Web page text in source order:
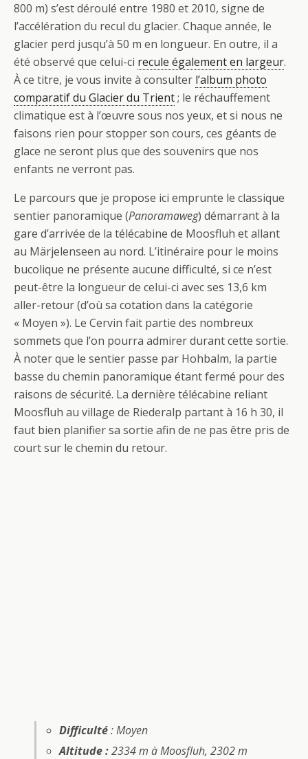
800 m) s’est déroulé entre 1980 et 2010, signe de
l’accélération du recul du glacier. Chaque année, le
glacier perd jusqu’à 50 m en longueur. En outre, il a
été observé que celui-ci recule également en largeur.
À ce titre, je vous invite à consulter l’album photo
comparatif du Glacier du Trient; le réchauffement
climatique est à l’œuvre sous nos yeux, et si nous ne
faisons rien pour stopper son cours, ces géants de
glace ne seront plus que des souvenirs que nos
enfants ne verront pas.
Le parcours que je propose ici emprunte le classique
sentier panoramique (Panoramaweg) démarrant à la
gare d’arrivée de la télécabine de Moosfluh et allant
au Märjelenseen au nord. L’itinéraire pour le moins
bucolique ne présente aucune difficulté, si ce n’est
peut-être la longueur de celui-ci avec ses 13,6 km
aller-retour (d’où sa cotation dans la catégorie
« Moyen »). Le Cervin fait partie des nombreux
sommets que l’on pourra admirer durant cette sortie.
À noter que le sentier passe par Hohbalm, la partie
basse du chemin panoramique étant fermé pour des
raisons de sécurité. La dernière télécabine reliant
Moosfluh au village de Riederalp partant à 16 h 30, il
faut bien planifier sa sortie afin de ne pas être pris de
court sur le chemin du retour.
Difficulté: Moyen
Altitude :2334 m à Moosfluh, 2302 m